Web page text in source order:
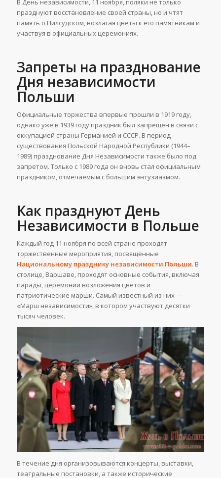
празднуют восстановление своей страны, но и чтят
память о Пилсудском, возлагая цветы к его памятникам и
участвуя в официальных церемониях.
Запреты на празднование
Дня независимости
Польши
Официальные торжества впервые прошли в 1919 году,
однако уже в 1939 году праздник был запрещён в связи с
оккупацией страны Германией и СССР. В период
существования Польской Народной Республики (1944–
1989) празднование Дня Независимости также было под
запретом. Только с 1989 года он вновь стал официальным
праздником, отмечаемым с большим энтузиазмом.
Как празднуют День
Независимости в Польше
Каждый год 11 ноября по всей стране проходят
торжественные мероприятия, посвящённые
Национальному празднику независимости Польши. В
столице, Варшаве, проходят основные события, включая
парады, церемонии возложения цветов и
патриотические марши. Самый известный из них —
«Марш независимости», в котором участвуют десятки
тысяч человек.
В течение дня организовываются концерты, выставки,
театральные постановки, а также исторические